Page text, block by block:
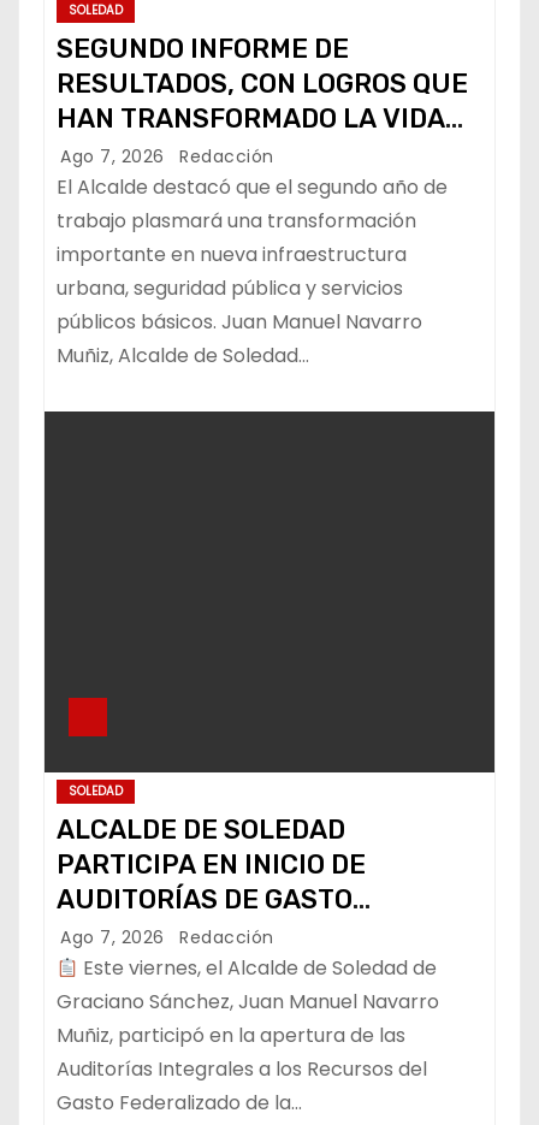
SOLEDAD
SEGUNDO INFORME DE
RESULTADOS, CON LOGROS QUE
HAN TRANSFORMADO LA VIDA
DE LOS SOLEDENSES: JUAN
MANUEL NAVARRO
Ago 7, 2026 Redacción
El Alcalde destacó que el segundo año de
trabajo plasmará una transformación
importante en nueva infraestructura
urbana, seguridad pública y servicios
públicos básicos. Juan Manuel Navarro
Muñiz, Alcalde de Soledad…
SOLEDAD
ALCALDE DE SOLEDAD
PARTICIPA EN INICIO DE
AUDITORÍAS DE GASTO
FEDERALIZADO
Ago 7, 2026 Redacción
Este viernes, el Alcalde de Soledad de
Graciano Sánchez, Juan Manuel Navarro
Muñiz, participó en la apertura de las
Auditorías Integrales a los Recursos del
Gasto Federalizado de la…